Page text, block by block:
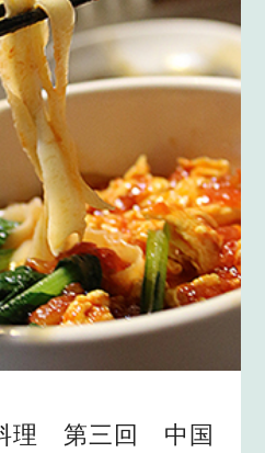
料理 第三回 中国